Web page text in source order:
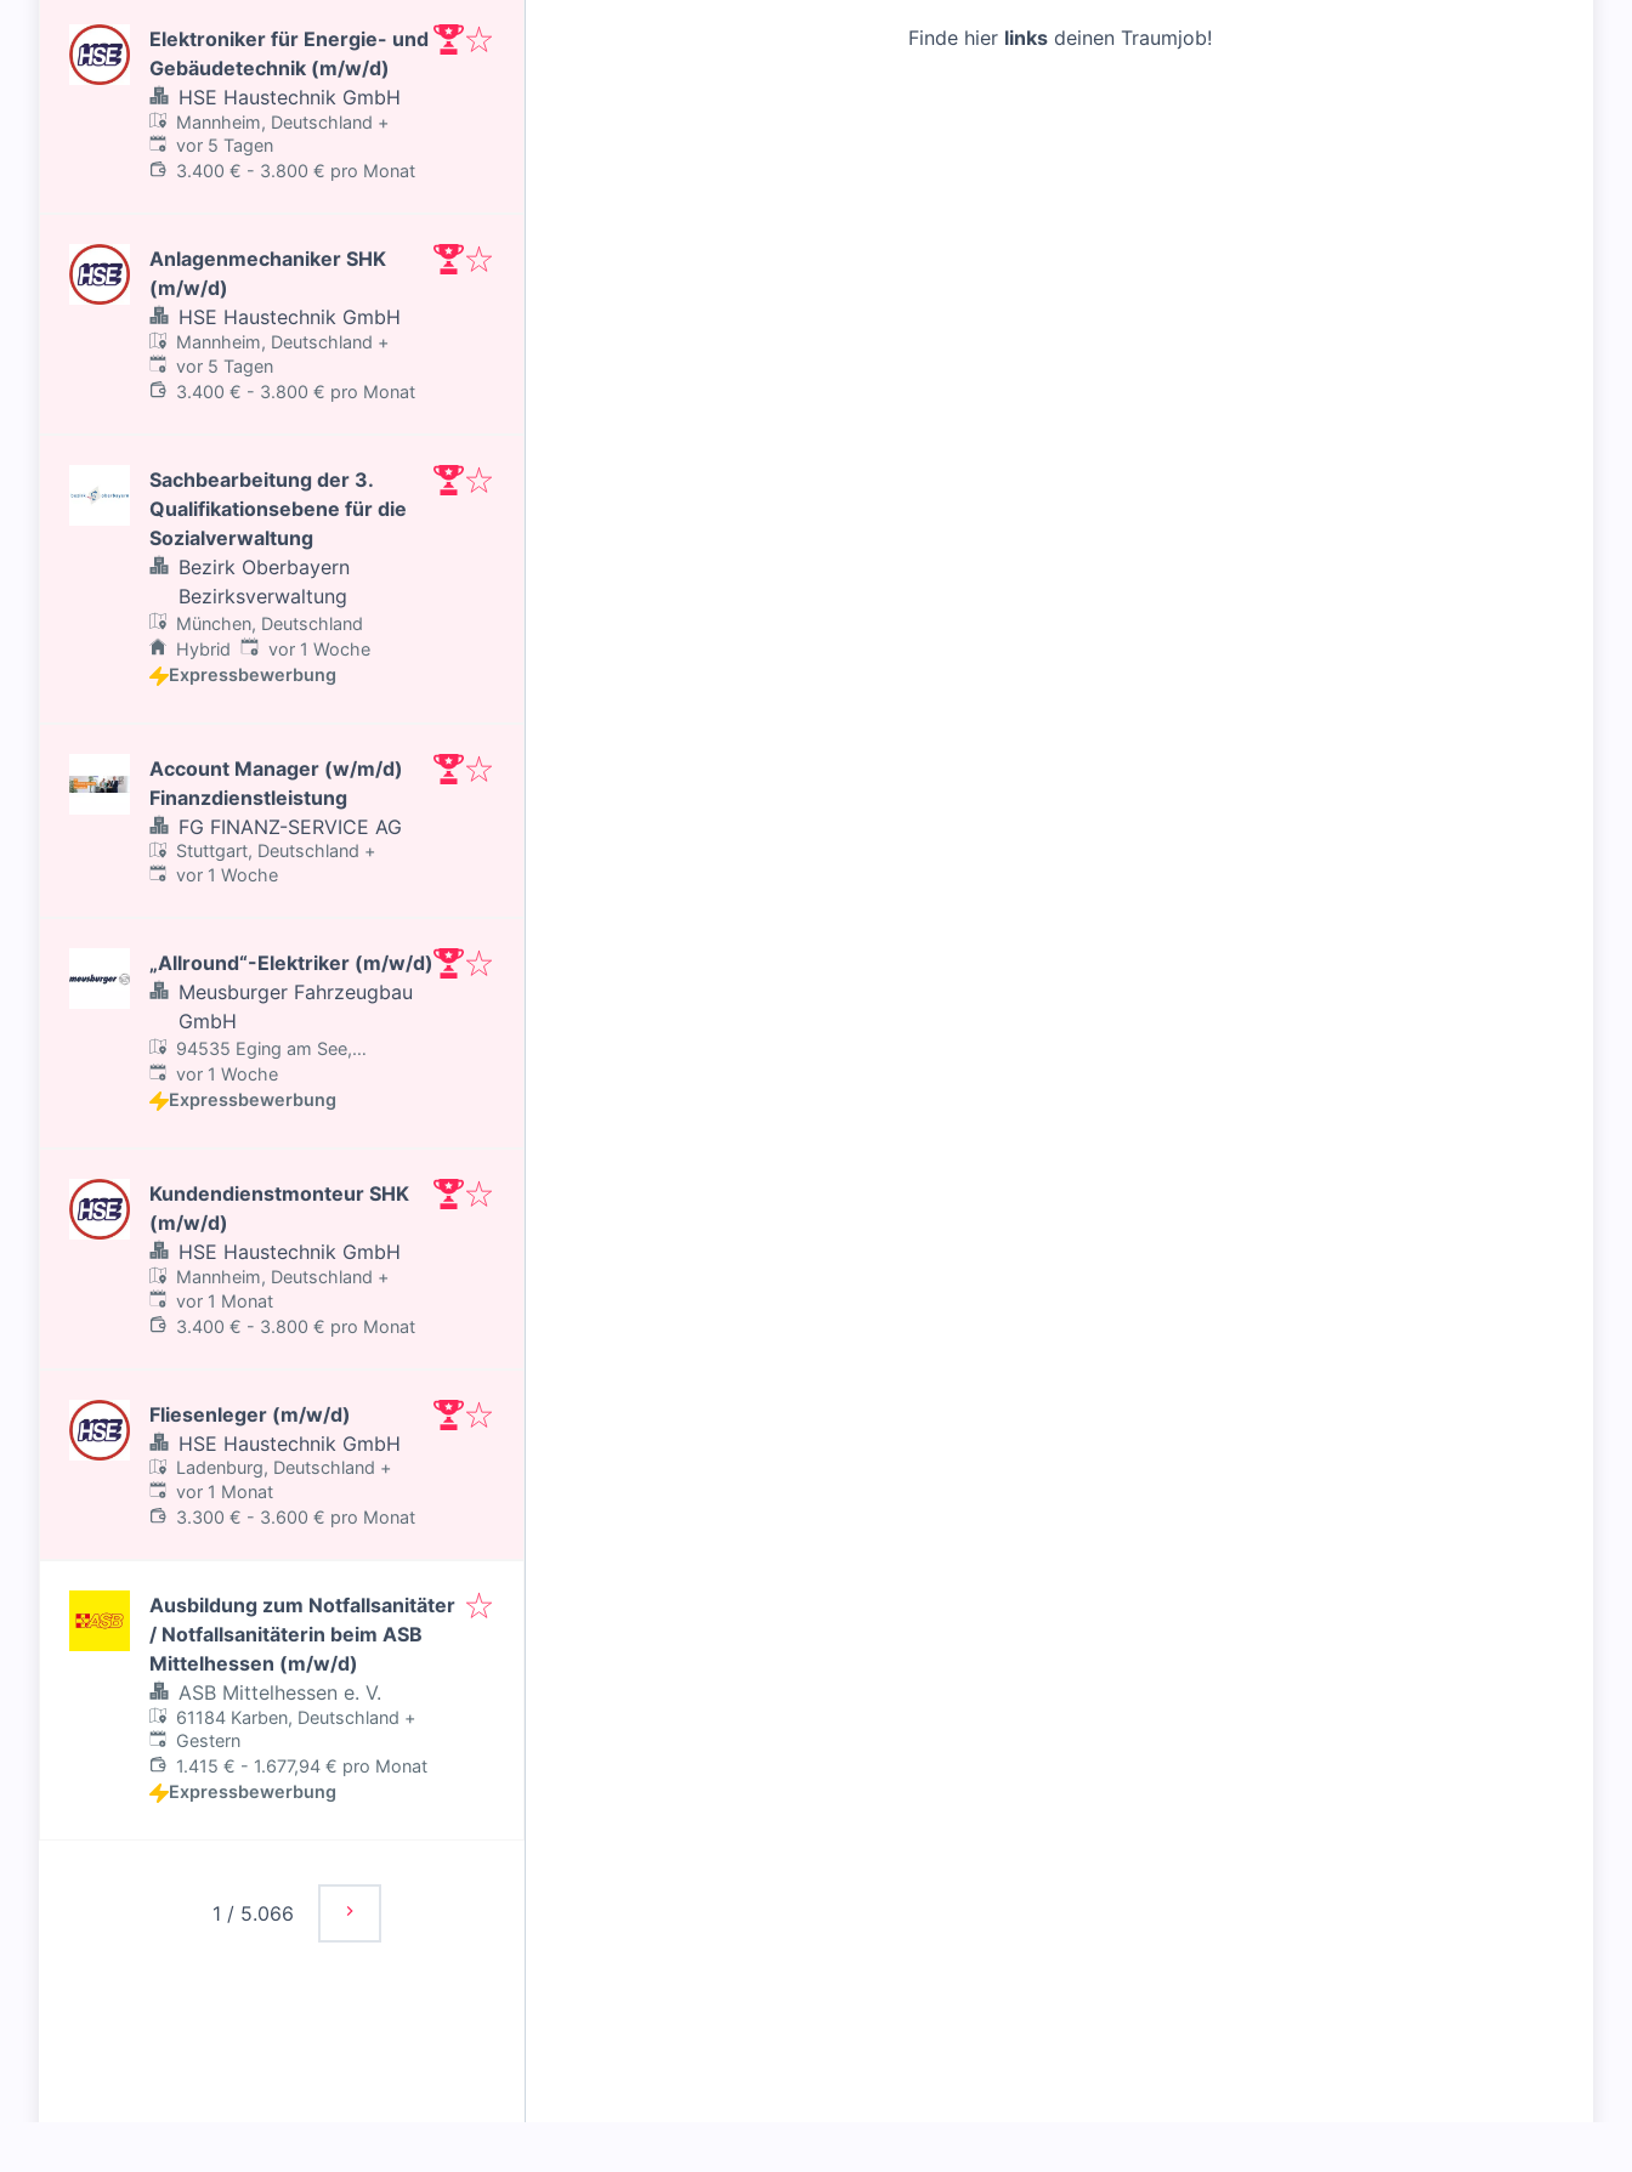
Elektroniker für Energie- und
Gebäudetechnik (m/w/d)
HSE Haustechnik GmbH
Mannheim, Deutschland +
Veröffentlicht:
vor 5 Tagen
3.400 € - 3.800 € pro Monat
Anlagenmechaniker SHK
(m/w/d)
HSE Haustechnik GmbH
Mannheim, Deutschland +
Veröffentlicht:
vor 5 Tagen
3.400 € - 3.800 € pro Monat
Sachbearbeitung der 3.
Qualifikationsebene für die
Sozialverwaltung
Bezirk Oberbayern
Bezirksverwaltung
München, Deutschland
Hybrid Veröffentlicht:
vor 1 Woche
Expressbewerbung
Account Manager (w/m/d)
Finanzdienstleistung
FG FINANZ-SERVICE AG
Stuttgart, Deutschland +
Veröffentlicht:
vor 1 Woche
„Allround“-Elektriker (m/w/d)
Meusburger Fahrzeugbau
GmbH
94535 Eging am See,
Deutschland
Veröffentlicht:
vor 1 Woche
Expressbewerbung
Kundendienstmonteur SHK
(m/w/d)
HSE Haustechnik GmbH
Mannheim, Deutschland +
Veröffentlicht:
vor 1 Monat
3.400 € - 3.800 € pro Monat
Fliesenleger (m/w/d)
HSE Haustechnik GmbH
Ladenburg, Deutschland +
Veröffentlicht:
vor 1 Monat
3.300 € - 3.600 € pro Monat
Ausbildung zum Notfallsanitäter
/ Notfallsanitäterin beim ASB
Mittelhessen (m/w/d)
ASB Mittelhessen e. V.
61184 Karben, Deutschland +
Veröffentlicht
Gestern
1.415 € - 1.677,94 € pro Monat
Expressbewerbung
1 / 5.066
Finde hier linksdeinen Traumjob!